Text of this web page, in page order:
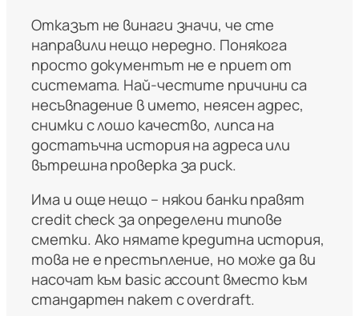
Отказът не винаги значи, че сте
направили нещо нередно. Понякога
просто документът не е приет от
системата. Най-честите причини са
несъвпадение в името, неясен адрес,
снимки с лошо качество, липса на
достатъчна история на адреса или
вътрешна проверка за риск.
Има и още нещо – някои банки правят
credit check за определени типове
сметки. Ако нямате кредитна история,
това не е престъпление, но може да ви
насочат към basic account вместо към
стандартен пакет с overdraft.